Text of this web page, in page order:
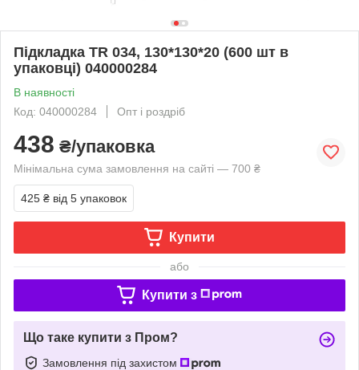
Підкладка TR 034, 130*130*20 (600 шт в
упаковці) 040000284
В наявності
Код: 040000284
Опт і роздріб
438 ₴/упаковка
Мінімальна сума замовлення на сайті — 700 ₴
425 ₴ від 5 упаковок
Купити
або
Купити з
Що таке купити з Пром?
Замовлення під захистом